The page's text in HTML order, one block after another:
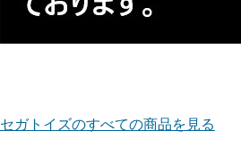
セガトイズのすべての商品を見る